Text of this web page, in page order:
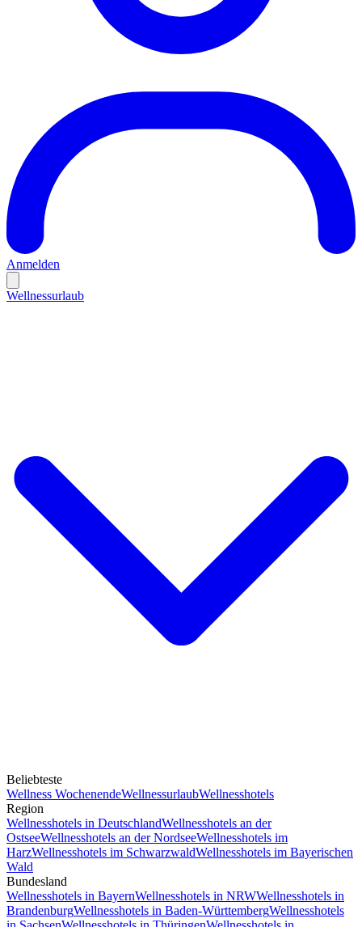
Anmelden
Wellnessurlaub
Beliebteste
Wellness WochenendeWellnessurlaubWellnesshotels
Region
Wellnesshotels in DeutschlandWellnesshotels an der
OstseeWellnesshotels an der NordseeWellnesshotels im
HarzWellnesshotels im SchwarzwaldWellnesshotels im Bayerischen
Wald
Bundesland
Wellnesshotels in BayernWellnesshotels in NRWWellnesshotels in
BrandenburgWellnesshotels in Baden-WürttembergWellnesshotels